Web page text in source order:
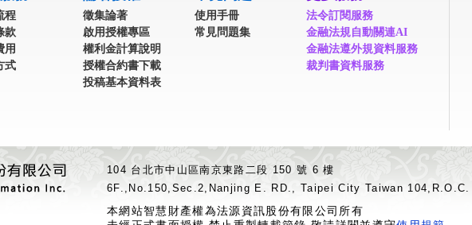
程
款
用
式
徵集論著
啟用授權專區
權利金計算說明
授權合約書下載
投稿基本資料表
使用手冊
常見問題集
法令訂閱服務
金融法規自動關連AI
金融法遵外規資料服務
裁判書資料服務
104 台北市中山區南京東路二段 150 號 6 樓
6F.,No.150,Sec.2,Nanjing E. RD., Taipei City Taiwan 104,R.O.C.
本網站智慧財產權為法源資訊股份有限公司所有